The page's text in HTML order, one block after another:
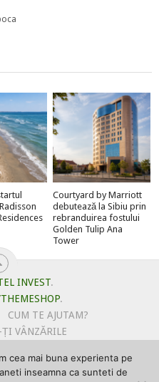
Courtyard by Marriott
debutează la Sibiu prin
rebranduirea fostului
Golden Tulip Ana
Tower
INVEST.
.
CUM TE AJUTAM?
ȚI VÂNZĂRILE
COOKIE-URI
cea mai buna experienta pe
inseamna ca sunteti de